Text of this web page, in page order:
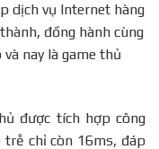
dịch vụ Internet hàng
đồng hành cùng
nay là game thủ
được tích hợp công
chỉ còn 16ms, đáp